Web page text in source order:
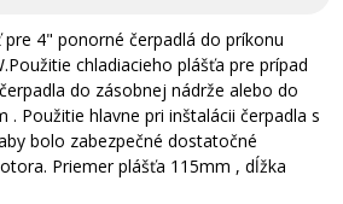
pre 4" ponorné čerpadlá do príkonu
chladiacieho plášťa pre prípad
do zásobnej nádrže alebo do
. Použitie hlavne pri inštalácii čerpadla s
bolo zabezpečné dostatočné
Priemer plášťa 115mm , dĺžka